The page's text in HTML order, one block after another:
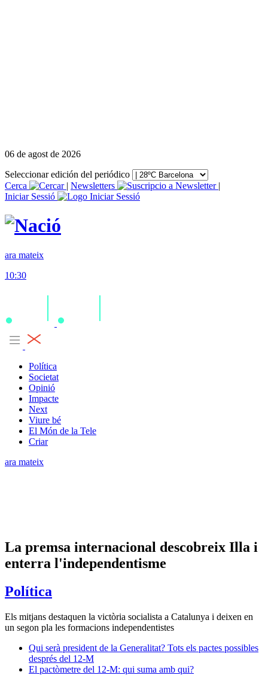
06 de agost de 2026
Seleccionar edición del periódico
Cerca
| Newsletters
|
Iniciar Sessió
ara mateix
10:30
Política
Societat
Opinió
Impacte
Next
Viure bé
El Món de la Tele
Criar
ara mateix
La premsa internacional descobreix Illa i
enterra l'independentisme
Política
Els mitjans destaquen la victòria socialista a Catalunya i deixen en
un segon pla les formacions independentistes
Qui serà president de la Generalitat? Tots els pactes possibles
després del 12-M
El pactòmetre del 12-M: qui suma amb qui?